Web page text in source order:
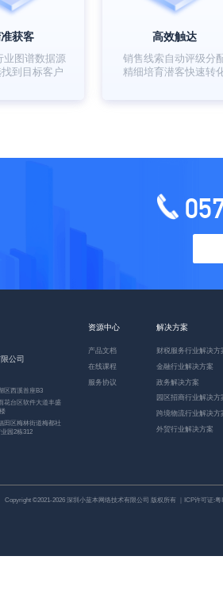
获客
业图谱数据源
到目标客户
高效触达
销售线索自动评级分
精细培育潜客快速转
公司
区西溪首座B3
花台区软件大道丰盛
田区梅林街道梅都社
园2栋312
资源中心
产品文档
在线课程
服务协议
解决方案
财税服务行业解决方
金融行业解决方案
政务解决方案
园区招商行业解决方
跨境物流行业解决方
外贸行业解决方案
Copyright ©2021-2026 深圳小蓝本网络技术有限公司 版权所有 ｜ICP许可证:粤